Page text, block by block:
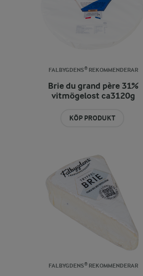
FALBYGDENS® REKOMMENDERAR
Brie du grand père 31%
vitmögelost ca3120g
KÖP PRODUKT
FALBYGDENS® REKOMMENDERAR